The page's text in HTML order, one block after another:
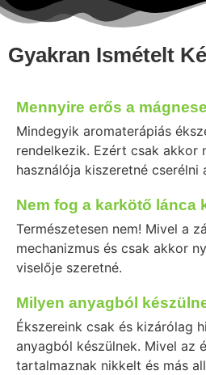
Gyakran Ismételt
Mennyire erős a
Mindegyik aromaterápiás
rendelkezik. Ezért csak akkor
használója kiszeretné cserélni
Nem fog a karkötő lánca
Természetesen nem! Mivel a
mechanizmus és csak akkor
viselője szeretné.
Milyen anyagból
Ékszereink csak és kizárólag
anyagból készülnek. Mivel az
tartalmaznak nikkelt és más